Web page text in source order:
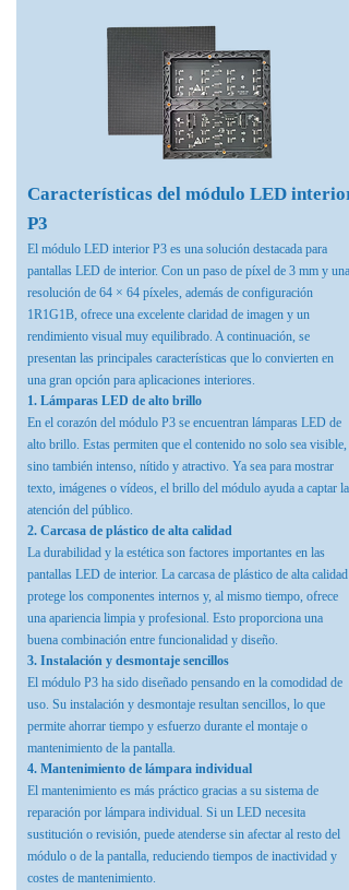
Características del módulo LED interior
P3
El módulo LED interior P3 es una solución destacada para
pantallas LED de interior. Con un paso de píxel de 3 mm y una
resolución de 64 × 64 píxeles, además de configuración
1R1G1B, ofrece una excelente claridad de imagen y un
rendimiento visual muy equilibrado. A continuación, se
presentan las principales características que lo convierten en
una gran opción para aplicaciones interiores.
1. Lámparas LED de alto brillo
En el corazón del módulo P3 se encuentran lámparas LED de
alto brillo. Estas permiten que el contenido no solo sea visible,
sino también intenso, nítido y atractivo. Ya sea para mostrar
texto, imágenes o vídeos, el brillo del módulo ayuda a captar la
atención del público.
2. Carcasa de plástico de alta calidad
La durabilidad y la estética son factores importantes en las
pantallas LED de interior. La carcasa de plástico de alta calidad
protege los componentes internos y, al mismo tiempo, ofrece
una apariencia limpia y profesional. Esto proporciona una
buena combinación entre funcionalidad y diseño.
3. Instalación y desmontaje sencillos
El módulo P3 ha sido diseñado pensando en la comodidad de
uso. Su instalación y desmontaje resultan sencillos, lo que
permite ahorrar tiempo y esfuerzo durante el montaje o
mantenimiento de la pantalla.
4. Mantenimiento de lámpara individual
El mantenimiento es más práctico gracias a su sistema de
reparación por lámpara individual. Si un LED necesita
sustitución o revisión, puede atenderse sin afectar al resto del
módulo o de la pantalla, reduciendo tiempos de inactividad y
costes de mantenimiento.